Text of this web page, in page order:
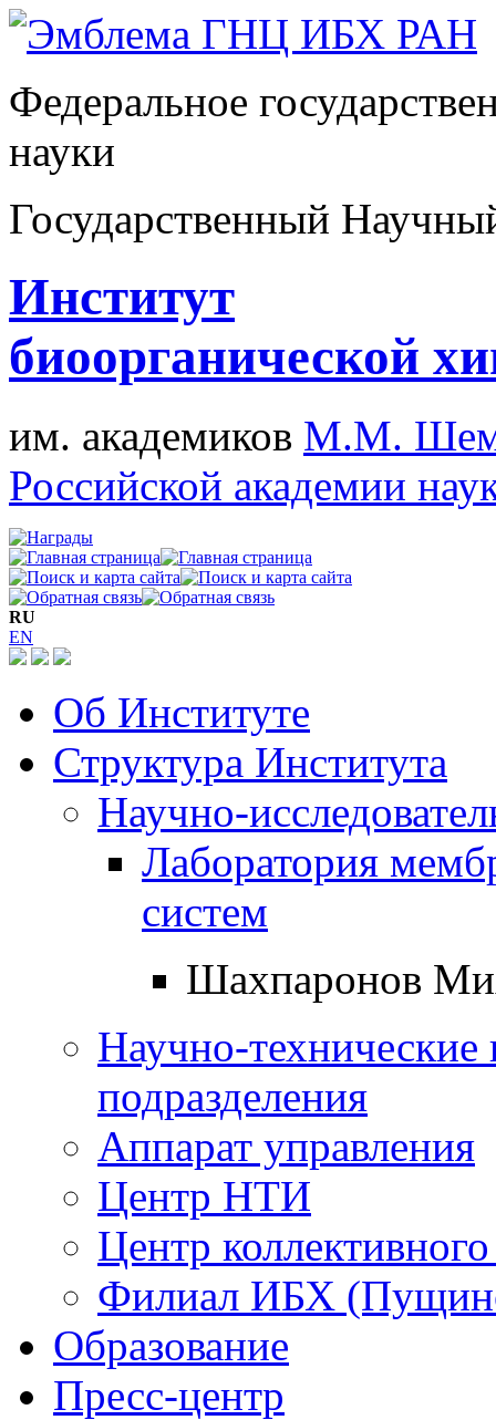
Федеральное
науки
Государственный
Институт
биоорганической
им. академиков М.М.
Российской академии
RU
EN
Об Институте
Структура Института
Научно-
Лаборатория
систем
Шахпаронов
Научно-технические
подразделения
Аппарат управления
Центр НТИ
Центр
Филиал ИБХ
Образование
Пресс-центр